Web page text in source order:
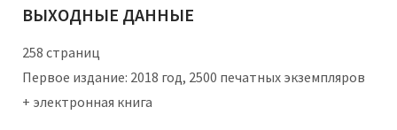
ВЫХОДНЫЕ ДАННЫЕ
258 страниц
Первое издание: 2018 год, 2500 печатных экземпляров
+ электронная книга